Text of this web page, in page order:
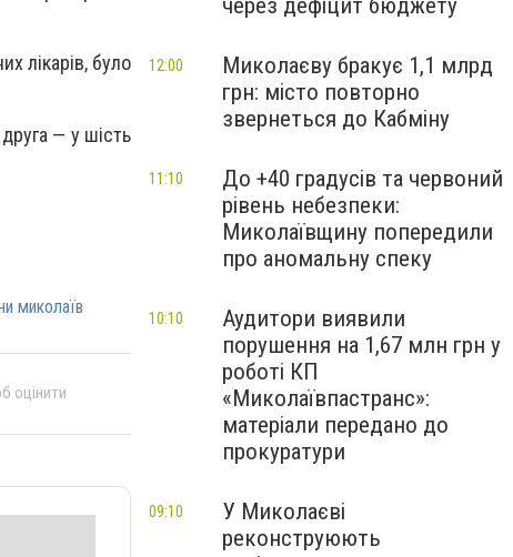
лікарів, було
— у шість
миколаїв
оцінити
через дефіцит бюджету
Миколаєву бракує 1,1 млрд
грн: місто повторно
звернеться до Кабміну
12:00
До +40 градусів та червоний
рівень небезпеки:
Миколаївщину попередили
про аномальну спеку
11:10
Аудитори виявили
порушення на 1,67 млн грн у
роботі КП
«Миколаївпастранс»:
матеріали передано до
прокуратури
10:10
У Миколаєві
реконструюють
09:10